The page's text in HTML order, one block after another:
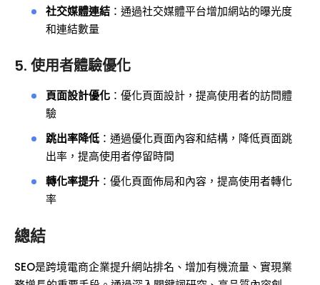
社交媒體連結 ：通過社交媒體平台增加網站的曝光度
和連結數量
5. 使用者體驗優化
頁面設計優化 ：優化頁面設計，提高使用者的訪問體
驗
跳出率降低 ：通過優化頁面內容和結構，降低頁面跳
出率，提高使用者停留時間
轉化率提升 ：優化頁面佈局和內容，提高使用者轉化
率
總結
SEO是跨境電商企業提升網站排名、增加有機流量、實現業